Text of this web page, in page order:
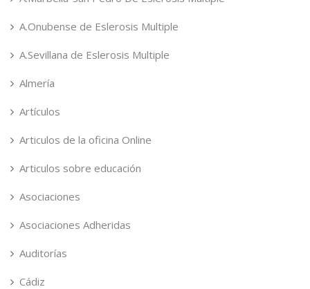
A.Onubense de Eslerosis Multiple
A.Sevillana de Eslerosis Multiple
Almería
Artículos
Articulos de la oficina Online
Articulos sobre educación
Asociaciones
Asociaciones Adheridas
Auditorías
Cádiz